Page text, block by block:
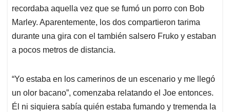
p
k
n
recordaba aquella vez que se fumó un porro con Bob
Marley. Aparentemente, los dos compartieron tarima
durante una gira con el también salsero Fruko y estaban
a pocos metros de distancia.
“Yo estaba en los camerinos de un escenario y me llegó
un olor bacano”, comenzaba relatando el Joe entonces.
Él ni siquiera sabía quién estaba fumando y tremenda la